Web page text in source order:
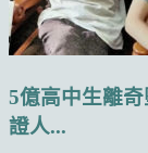
5億高中生離
證人...